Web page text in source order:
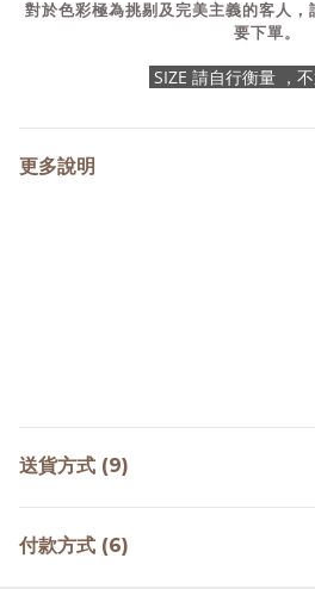
對於色彩極為挑剔及完美主義的客人
要下單。
SIZE 請自行衡量 ，
更多說明
送貨方式 (9)
付款方式 (6)